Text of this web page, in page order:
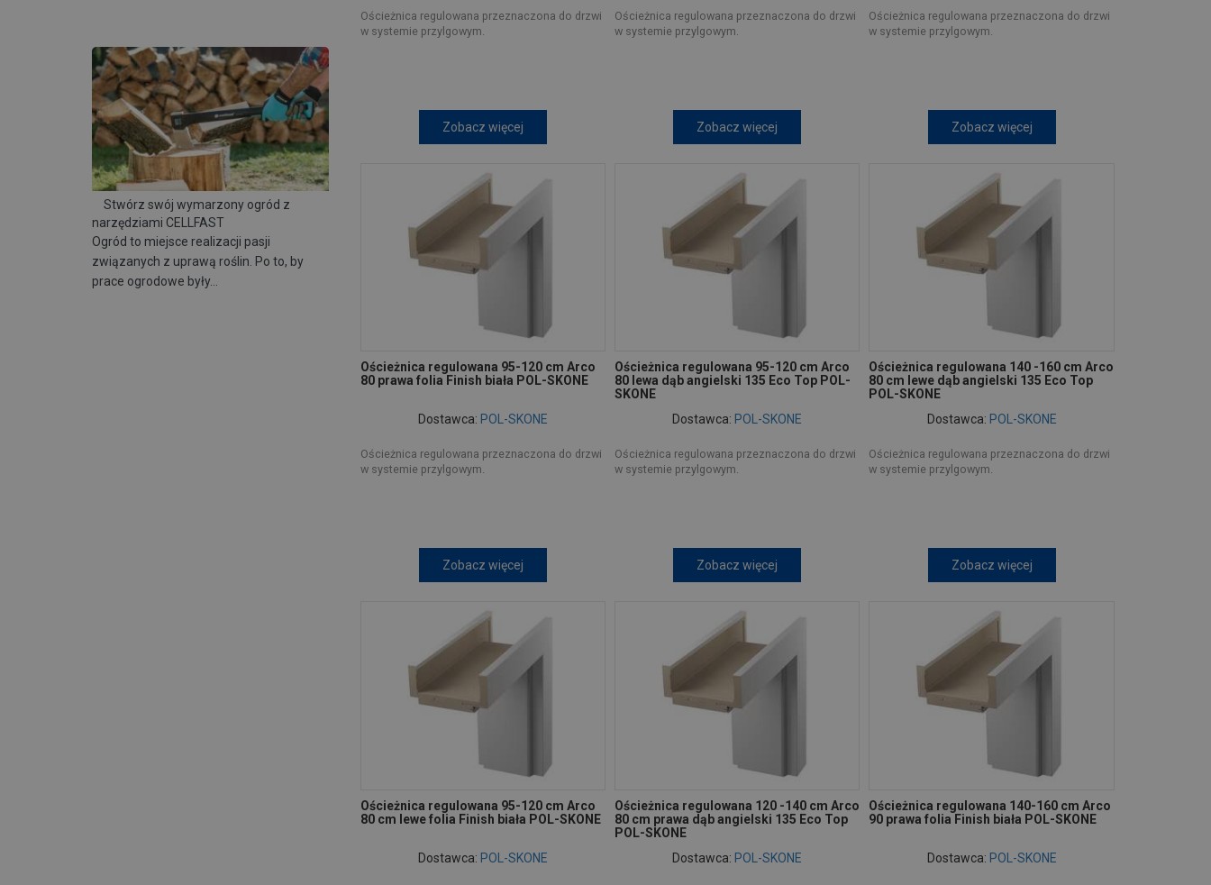
Stwórz swój wymarzony ogród z
narzędziami CELLFAST
Ogród to miejsce realizacji pasji
związanych z uprawą roślin. Po to, by
prace ogrodowe były…
Ościeżnica regulowana przeznaczona do drzwi
w systemie przylgowym.
Zobacz więcej
Ościeżnica regulowana przeznaczona do drzwi
w systemie przylgowym.
Zobacz więcej
Ościeżnica regulowana przeznaczona do drzwi
w systemie przylgowym.
Zobacz więcej
Ościeżnica regulowana 95-120 cm Arco
80 prawa folia Finish biała POL-SKONE
Dostawca: POL-SKONE
Ościeżnica regulowana przeznaczona do drzwi
w systemie przylgowym.
Zobacz więcej
Ościeżnica regulowana 95-120 cm Arco
80 lewa dąb angielski 135 Eco Top POL-
SKONE
Dostawca: POL-SKONE
Ościeżnica regulowana przeznaczona do drzwi
w systemie przylgowym.
Zobacz więcej
Ościeżnica regulowana 140 -160 cm Arco
80 cm lewe dąb angielski 135 Eco Top
POL-SKONE
Dostawca: POL-SKONE
Ościeżnica regulowana przeznaczona do drzwi
w systemie przylgowym.
Zobacz więcej
Ościeżnica regulowana 95-120 cm Arco
80 cm lewe folia Finish biała POL-SKONE
Dostawca: POL-SKONE
Ościeżnica regulowana 120 -140 cm Arco
80 cm prawa dąb angielski 135 Eco Top
POL-SKONE
Dostawca: POL-SKONE
Ościeżnica regulowana 140-160 cm Arco
90 prawa folia Finish biała POL-SKONE
Dostawca: POL-SKONE